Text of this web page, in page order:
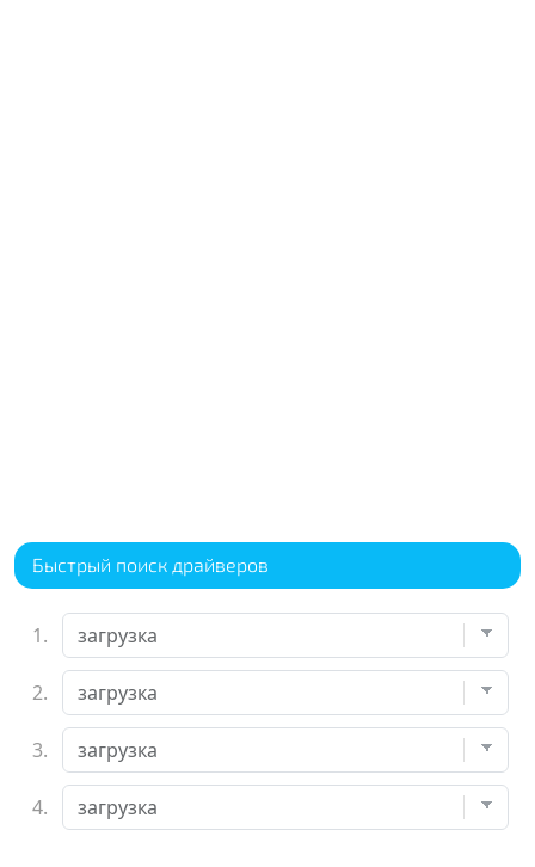
Быстрый поиск драйверов
1.
2.
3.
4.